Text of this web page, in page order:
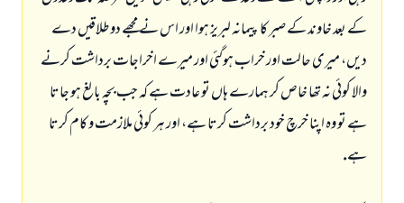
كے بعد خاوند كے صبر كا پيمانہ لبريز ہوا اور اس نے مجھے دو طلاقيں دے
ديں، ميرى حالت اور خراب ہوگئى اور ميرے اخراجات برداشت كرنے
والا كوئى نہ تھا خاص كر ہمارے ہاں تو عادت ہے كہ جب بچہ بالغ ہو جاتا
ہے تو وہ اپنا خرچ خود برداشت كرتا ہے، اور ہر كوئى ملازمت و كام كرتا
ہے.